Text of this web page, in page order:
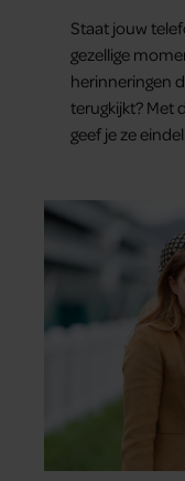
Staat jouw
gezellige
herinneringen
terugkijkt? Met
geef je ze